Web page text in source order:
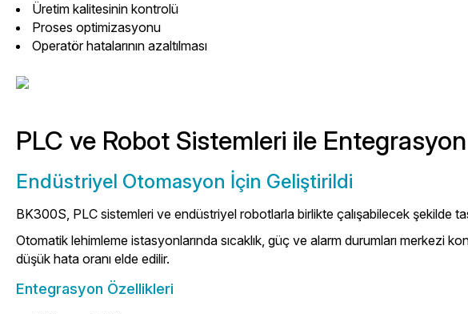
Üretim kalitesinin kontrolü
Proses optimizasyonu
Operatör hatalarının azaltılması
PLC ve Robot Sistemleri ile Entegrasyon
Endüstriyel Otomasyon İçin Geliştirildi
BK300S, PLC sistemleri ve endüstriyel robotlarla birlikte çalışabilecek şekilde
Otomatik lehimleme istasyonlarında sıcaklık, güç ve alarm durumları
düşük hata oranı elde edilir.
Entegrasyon Özellikleri